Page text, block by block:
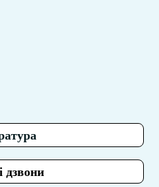
дзвони